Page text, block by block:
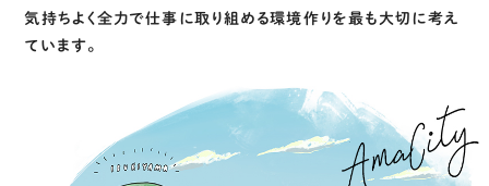
気持ちよく全力で仕事に取り組める環境作りを最も大切に考え
ています。